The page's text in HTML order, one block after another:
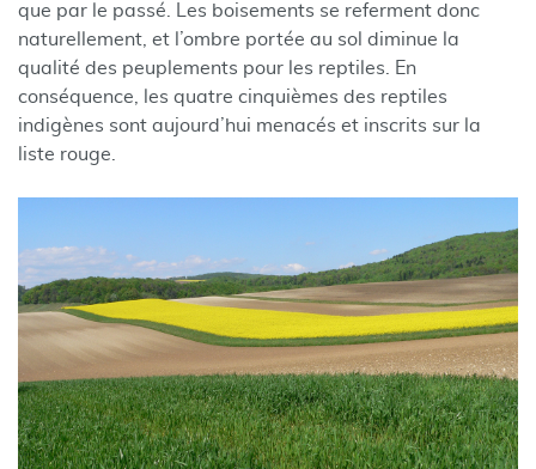
que par le passé. Les boisements se referment donc
naturellement, et l’ombre portée au sol diminue la
qualité des peuplements pour les reptiles. En
conséquence, les quatre cinquièmes des reptiles
indigènes sont aujourd’hui menacés et inscrits sur la
liste rouge.